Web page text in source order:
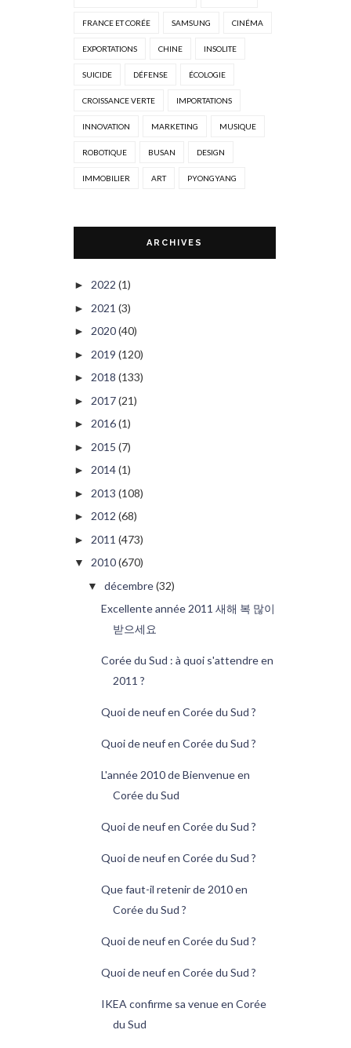
FRANCE ET CORÉE SAMSUNG CINÉMA
EXPORTATIONS CHINE INSOLITE
SUICIDE DÉFENSE ÉCOLOGIE
CROISSANCE VERTE IMPORTATIONS
INNOVATION MARKETING MUSIQUE
ROBOTIQUE BUSAN DESIGN
IMMOBILIER ART PYONGYANG
ARCHIVES
► 2022 (1)
► 2021 (3)
► 2020(40)
► 2019 (120)
► 2018 (133)
► 2017(21)
► 2016(1)
► 2015 (7)
► 2014(1)
► 2013 (108)
► 2012 (68)
► 2011 (473)
▼ 2010(670)
▼ décembre(32)
Excellente année 2011 새해 복 많이
받으세요
Corée du Sud : à quoi s'attendre en
2011 ?
Quoi de neuf en Corée du Sud ?
Quoi de neuf en Corée du Sud ?
L'année 2010 de Bienvenue en
Corée du Sud
Quoi de neuf en Corée du Sud ?
Quoi de neuf en Corée du Sud ?
Que faut-il retenir de 2010 en
Corée du Sud ?
Quoi de neuf en Corée du Sud ?
Quoi de neuf en Corée du Sud ?
IKEA confirme sa venue en Corée
du Sud